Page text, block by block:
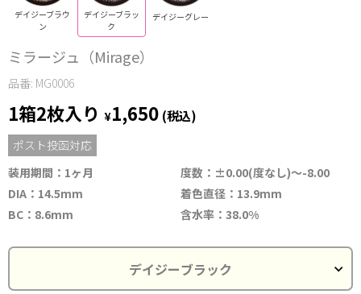
デイジーブラウ
ン
デイジーブラッ
ク
デイジーグレー
ミラージュ（Mirage）
品番: MG0006
1箱2枚入り ¥1,650 (税込)
ポスト投函対応
装用期間：1ヶ月
度数：±0.00(度なし)～-8.00
DIA：14.5mm
着色直径：13.9mm
BC：8.6mm
含水率：38.0%